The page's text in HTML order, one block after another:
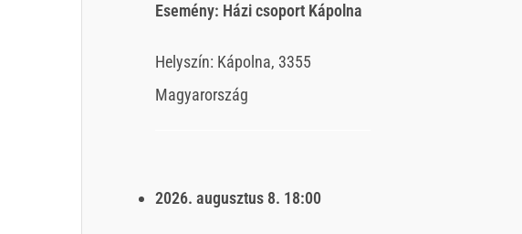
Esemény: Házi csoport Kápolna
Helyszín: Kápolna, 3355
Magyarország
2026. augusztus 8. 18:00